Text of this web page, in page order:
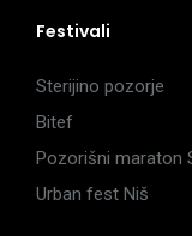
Festivali
Sterijino pozorje
Bitef
Pozorišni maraton
Urban fest Niš